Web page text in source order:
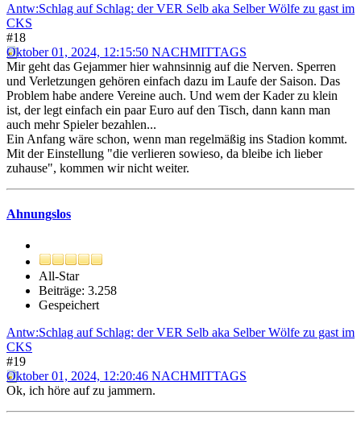
Antw:Schlag auf Schlag: der VER Selb aka Selber Wölfe zu gast im
CKS
#18
Oktober 01, 2024, 12:15:50 NACHMITTAGS
Mir geht das Gejammer hier wahnsinnig auf die Nerven. Sperren
und Verletzungen gehören einfach dazu im Laufe der Saison. Das
Problem habe andere Vereine auch. Und wem der Kader zu klein
ist, der legt einfach ein paar Euro auf den Tisch, dann kann man
auch mehr Spieler bezahlen...
Ein Anfang wäre schon, wenn man regelmäßig ins Stadion kommt.
Mit der Einstellung "die verlieren sowieso, da bleibe ich lieber
zuhause", kommen wir nicht weiter.
Ahnungslos
All-Star
Beiträge: 3.258
Gespeichert
Antw:Schlag auf Schlag: der VER Selb aka Selber Wölfe zu gast im
CKS
#19
Oktober 01, 2024, 12:20:46 NACHMITTAGS
Ok, ich höre auf zu jammern.